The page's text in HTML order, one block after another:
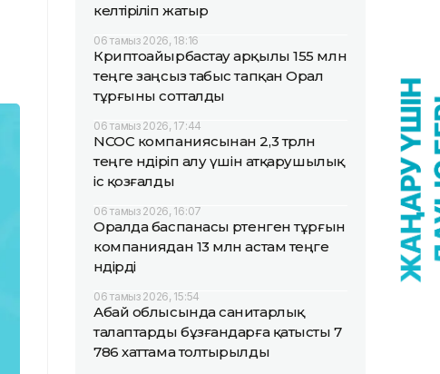
келтіріліп жатыр
06 тамыз 2026, 18:16
Криптоайырбастау арқылы 155 млн
теңге заңсыз табыс тапқан Орал
тұрғыны сотталды
06 тамыз 2026, 17:44
NCOC компаниясынан 2,3 трлн
теңге өндіріп алу үшін атқарушылық
іс қозғалды
06 тамыз 2026, 16:07
Оралда баспанасы өртенген тұрғын
компаниядан 13 млн астам теңге
өндірді
06 тамыз 2026, 15:54
Абай облысында санитарлық
талаптарды бұзғандарға қатысты 7
786 хаттама толтырылды